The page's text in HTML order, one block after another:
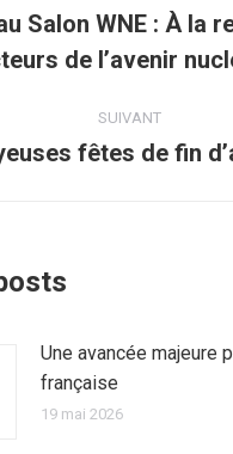
précédent
Salon WNE : À la
de l’avenir
SUIVANT
Article
fêtes de fin
Une avancée majeure
française
19 mai 2026